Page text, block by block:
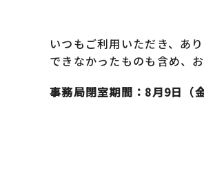
いつもご利用いただき、あ
できなかったものも含め、
事務局閉室期間：8月9日（